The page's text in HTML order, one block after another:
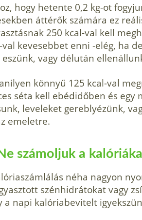
hogy hetente 0,2 kg-ot
áttérők szá­mára ez
250 kcal-val kell
val kevesebbet enni -elég, ha
eszünk, vagy délután
könnyű 125 kcal-val
séta kell ebéd­időben és egy
leveleket gereblyézünk,
emeletre.
számoljuk a
néha nagyon
szénhidrátokat vagy
a napi kalóriabevitelt